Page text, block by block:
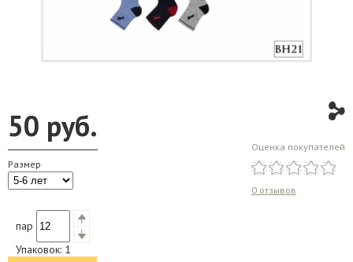
50 руб.
Размер
Оценка покупателей
0 отзывов
пар
Упаковок: 1